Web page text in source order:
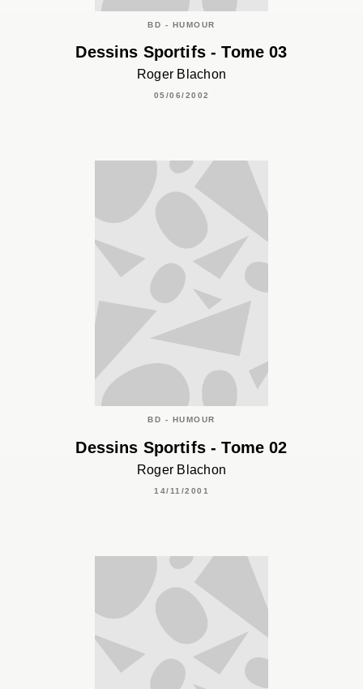
BD - HUMOUR
Dessins Sportifs - Tome 03
Roger Blachon
05/06/2002
BD - HUMOUR
Dessins Sportifs - Tome 02
Roger Blachon
14/11/2001